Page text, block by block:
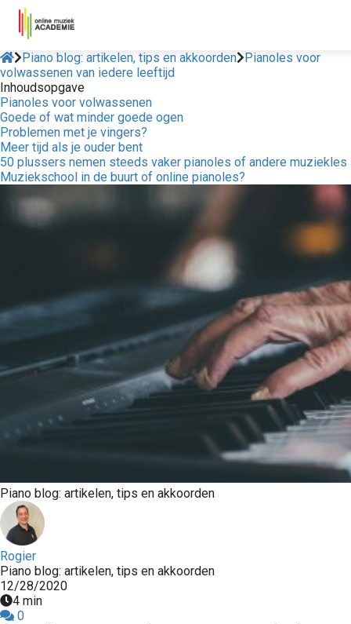
Piano blog: artikelen, tips en akkoorden
Pianoles voor
volwassenen van iedere leeftijd
Inhoudsopgave
Pianoles voor volwassenen
Goede of wat minder goede ogen
Problemen met je vingers?
Meer tijd als je ouder bent
50 plussers nemen steeds vaker pianoles of andere muziekles
Muziekschool in de buurt of online pianoles?
Piano blog: artikelen, tips en akkoorden
Rogier
Piano blog: artikelen, tips en akkoorden
12/28/2020
4 min
0